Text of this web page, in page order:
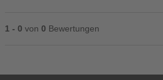
1 - 0 von 0 Bewertungen